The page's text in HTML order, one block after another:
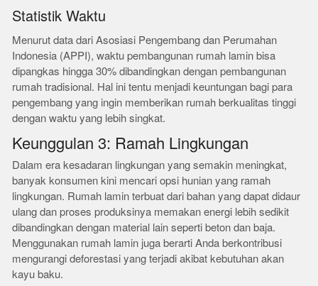
Statistik Waktu
Menurut data dari Asosiasi Pengembang dan Perumahan
Indonesia (APPI), waktu pembangunan rumah lamin bisa
dipangkas hingga 30% dibandingkan dengan pembangunan
rumah tradisional. Hal ini tentu menjadi keuntungan bagi para
pengembang yang ingin memberikan rumah berkualitas tinggi
dengan waktu yang lebih singkat.
Keunggulan 3: Ramah Lingkungan
Dalam era kesadaran lingkungan yang semakin meningkat,
banyak konsumen kini mencari opsi hunian yang ramah
lingkungan. Rumah lamin terbuat dari bahan yang dapat didaur
ulang dan proses produksinya memakan energi lebih sedikit
dibandingkan dengan material lain seperti beton dan baja.
Menggunakan rumah lamin juga berarti Anda berkontribusi
mengurangi deforestasi yang terjadi akibat kebutuhan akan
kayu baku.